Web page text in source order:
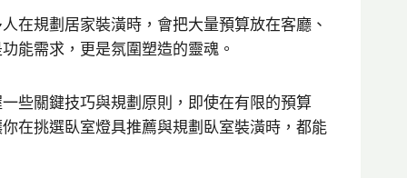
在規劃居家裝潢時，會把大量預算放在客廳、
能需求，更是氛圍塑造的靈魂。
些關鍵技巧與規劃原則，即使在有限的預算
在挑選臥室燈具推薦與規劃臥室裝潢時，都能